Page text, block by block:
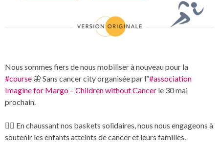
Nous sommes fiers de nous mobiliser à nouveau pour la
#course 🦋 Sans cancer city organisée par l”#association
Imagine for Margo – Children without Cancer le 30 mai
prochain.
🏃‍♂️ En chaussant nos baskets solidaires, nous nous engageons à
soutenir les enfants atteints de cancer et leurs familles.